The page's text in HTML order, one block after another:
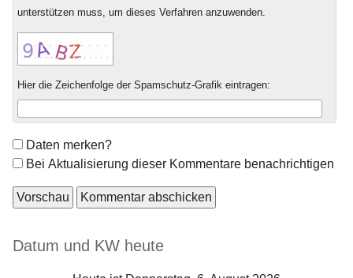
unterstützen muss, um dieses Verfahren anzuwenden.
Hier die Zeichenfolge der Spamschutz-Grafik eintragen:
Formular-
Optionen
Daten merken?
Bei Aktualisierung dieser Kommentare benachrichtigen
Seitenleiste
Datum und KW heute